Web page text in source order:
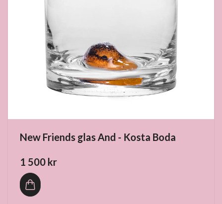
New Friends glas And - Kosta Boda
1 500 kr